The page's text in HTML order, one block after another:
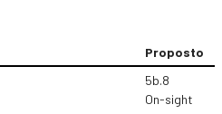
Proposto
5b.8
On-sight